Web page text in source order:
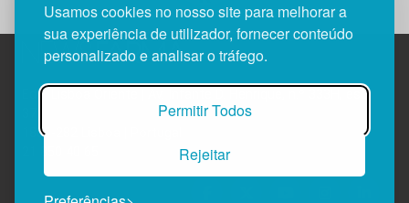
Usamos cookies no nosso site para melhorar a
sua experiência de utilizador, fornecer conteúdo
personalizado e analisar o tráfego.
Permitir Todos
Rejeitar
Edif. Lisboa Oriente | Av. Infante D. Henrique, n.º 333H, esc.
1800-282 Lisboa | Portugal